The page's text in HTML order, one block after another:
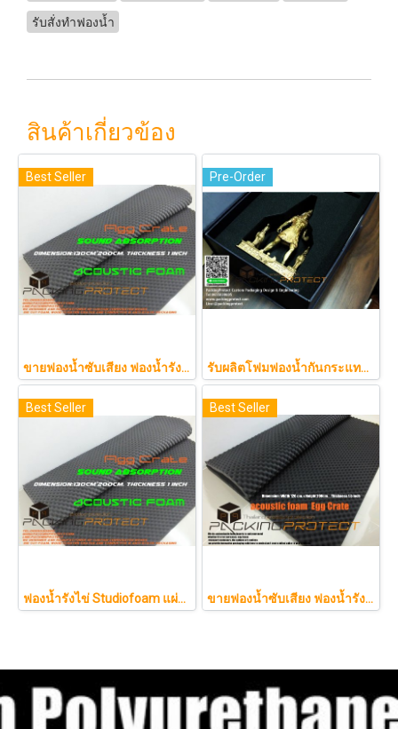
รับสั่งทำฟองน้ำ
สินค้าเกี่ยวข้อง
Best Seller
ขายฟองน้ำซับเสียง ฟองน้ำรังไข่ แผ่นซับเสียงห้อง ราคาถูกฟองน้ำรังไข่ แผ่นซับเสียงรังไข่ แผ่นซับเสียงรังไข่ Acoustic foam สีเ
Pre-Order
รับผลิตโฟมฟองน้ำกันกระแทกรับออกแบบบรรจุภัณฑ์โมเดล art toy ต่างๆ
Best Seller
ฟองน้ำรังไข่ Studiofoam แผ่นซับเสียงห้อง แผ่นซับเสียงรังไข่ แผ่นซับเสียงรังไข่ Acoustic foam สีเทาดำขนาดใหญ่ 125*200ซม.หนา1นิ้วราคา290บาท
Best Seller
ขายฟองน้ำซับเสียง ฟองน้ำรังไข่ แผ่นซับเสียงห้อง ราคาถูกฟองน้ำรังไข่ แผ่นซับเสียงรังไข่ แผ่นซับเสียงรังไข่ Acoustic foam สีเทาดำขนาดใหญ่ 130*200ซม.หนา1.5นิ้วราคา350บาท(copy)